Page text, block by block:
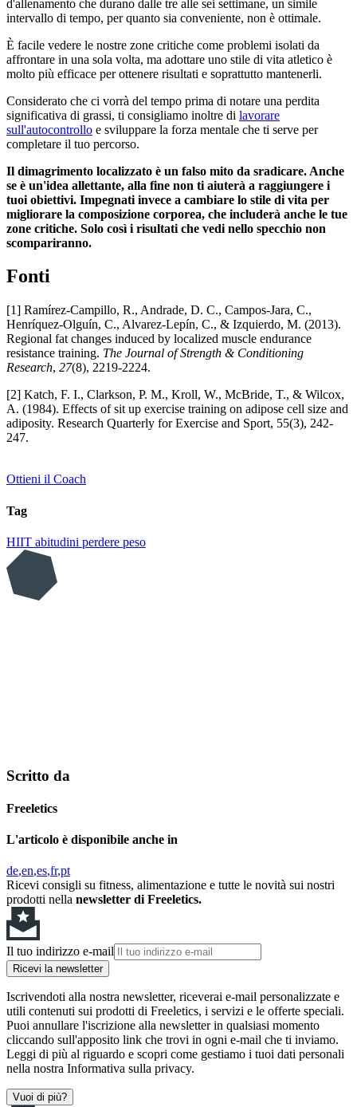
d'allenamento che durano dalle tre alle sei settimane, un simile
intervallo di tempo, per quanto sia conveniente, non è ottimale.
È facile vedere le nostre zone critiche come problemi isolati da
affrontare in una sola volta, ma adottare uno stile di vita atletico è
molto più efficace per ottenere risultati e soprattutto mantenerli.
Considerato che ci vorrà del tempo prima di notare una perdita
significativa di grassi, ti consigliamo inoltre di lavorare
sull'autocontrollo e sviluppare la forza mentale che ti serve per
completare il tuo percorso.
Il dimagrimento localizzato è un falso mito da sradicare. Anche
se è un'idea allettante, alla fine non ti aiuterà a raggiungere i
tuoi obiettivi. Impegnati invece a cambiare lo stile di vita per
migliorare la composizione corporea, che includerà anche le tue
zone critiche. Solo così i risultati che vedi nello specchio non
scompariranno.
Fonti
[1] Ramírez-Campillo, R., Andrade, D. C., Campos-Jara, C.,
Henríquez-Olguín, C., Alvarez-Lepín, C., & Izquierdo, M. (2013).
Regional fat changes induced by localized muscle endurance
resistance training. The Journal of Strength & Conditioning
Research, 27(8), 2219-2224.
[2] Katch, F. I., Clarkson, P. M., Kroll, W., McBride, T., & Wilcox,
A. (1984). Effects of sit up exercise training on adipose cell size and
adiposity. Research Quarterly for Exercise and Sport, 55(3), 242-
247.
Ottieni il Coach
Tag
HIIT abitudini perdere peso
Scritto da
Freeletics
L'articolo è disponibile anche in
de en es fr pt
Ricevi consigli su fitness, alimentazione e tutte le novità sui nostri
prodotti nella newsletter di Freeletics.
Il tuo indirizzo e-mail
Ricevi la newsletter
Iscrivendoti alla nostra newsletter, riceverai e-mail personalizzate e
utili contenuti sui prodotti di Freeletics, i servizi e le offerte speciali.
Puoi annullare l'iscrizione alla newsletter in qualsiasi momento
cliccando sull'apposito link che trovi in ogni e-mail che ti inviamo.
Leggi di più al riguardo e scopri come gestiamo i tuoi dati personali
nella nostra Informativa sulla privacy.
Vuoi di più?